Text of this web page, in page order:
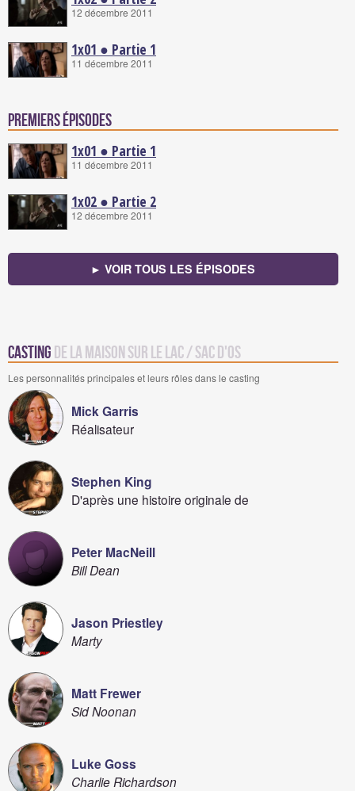
12 décembre 2011
1x01 ● Partie 1
11 décembre 2011
Premiers épisodes
1x01 ● Partie 1
11 décembre 2011
1x02 ● Partie 2
12 décembre 2011
► VOIR TOUS LES ÉPISODES
Casting de La Maison sur le Lac / Sac d'os
Les personnalités principales et leurs rôles dans le casting
Mick Garris
Réalisateur
Stephen King
D'après une histoire originale de
Peter MacNeill
Bill Dean
Jason Priestley
Marty
Matt Frewer
Sid Noonan
Luke Goss
Charlie Richardson